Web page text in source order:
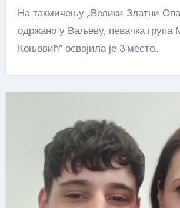
На такмичењу „Велики Златни Опанак“ које је
одржано у Ваљеву, певачка група
Коњовић“ освојила је 3.место…